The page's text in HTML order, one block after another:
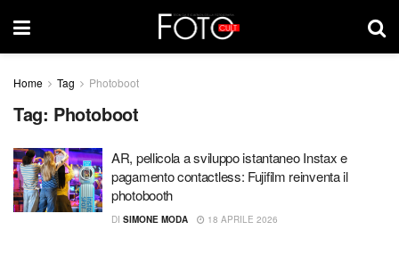
Home Tag Photoboot
Tag: Photoboot
AR, pellicola a sviluppo istantaneo Instax e
pagamento contactless: Fujifilm reinventa il
photobooth
DI SIMONE MODA 18 APRILE 2026